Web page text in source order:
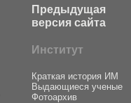
Предыдущая
версия сайта
Институт
Краткая история ИМ
Выдающиеся ученые
Фотоархив